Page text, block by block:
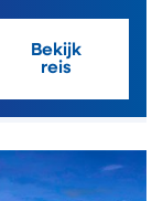
Bekijk
reis